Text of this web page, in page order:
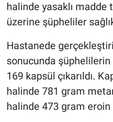
halinde yasaklı madde
üzerine şüpheliler
Hastanede
sonucunda
169 kapsül çıkarıldı.
halinde 781 gram
halinde 473 gram